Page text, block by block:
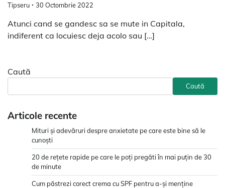
Tipseru 30 Octombrie 2022
Atunci cand se gandesc sa se mute in Capitala,
indiferent ca locuiesc deja acolo sau […]
Caută
Caută
Articole recente
Mituri și adevăruri despre anxietate pe care este bine să le
cunoști
20 de rețete rapide pe care le poți pregăti în mai puțin de 30
de minute
Cum păstrezi corect crema cu SPF pentru a-și menține